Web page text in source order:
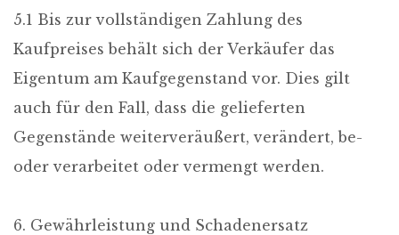
5.1 Bis zur vollständigen Zahlung des
Kaufpreises behält sich der Verkäufer das
Eigentum am Kaufgegenstand vor. Dies gilt
auch für den Fall, dass die gelieferten
Gegenstände weiterveräußert, verändert, be-
oder verarbeitet oder vermengt werden.
6. Gewährleistung und Schadenersatz